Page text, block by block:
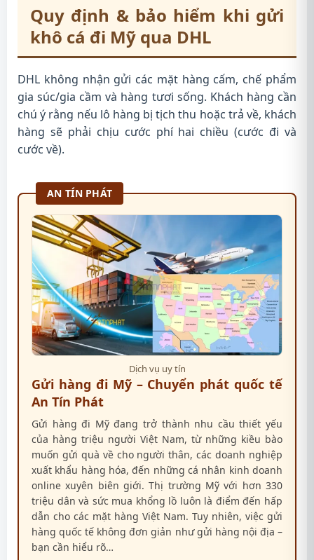
Quy định & bảo hiểm khi gửi
khô cá đi Mỹ qua DHL
DHL không nhận gửi các mặt hàng cấm, chế phẩm
gia súc/gia cầm và hàng tươi sống. Khách hàng cần
chú ý rằng nếu lô hàng bị tịch thu hoặc trả về, khách
hàng sẽ phải chịu cước phí hai chiều (cước đi và
cước về).
AN TÍN PHÁT
Dịch vụ uy tín
Gửi hàng đi Mỹ – Chuyển phát quốc tế
An Tín Phát
Gửi hàng đi Mỹ đang trở thành nhu cầu thiết yếu
của hàng triệu người Việt Nam, từ những kiều bào
muốn gửi quà về cho người thân, các doanh nghiệp
xuất khẩu hàng hóa, đến những cá nhân kinh doanh
online xuyên biên giới. Thị trường Mỹ với hơn 330
triệu dân và sức mua khổng lồ luôn là điểm đến hấp
dẫn cho các mặt hàng Việt Nam. Tuy nhiên, việc gửi
hàng quốc tế không đơn giản như gửi hàng nội địa –
bạn cần hiểu rõ…